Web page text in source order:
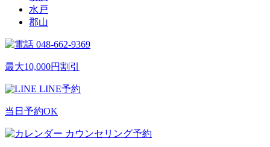
水戸
郡山
048-662-9369
最大10,000円割引
LINE予約
当日予約OK
カウンセリング予約